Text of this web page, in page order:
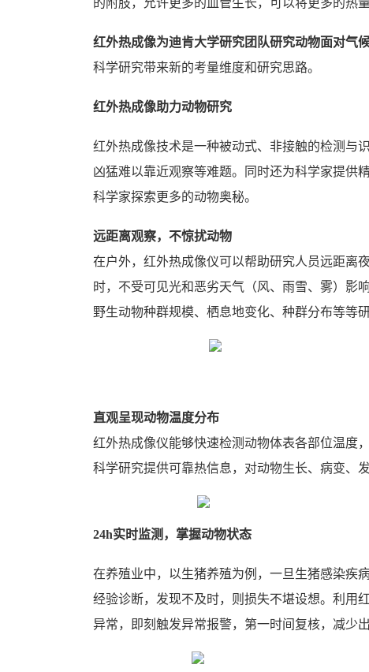
的附肢，允许更多的血管生长，可以将更多的热
红外热成像为迪肯大学研究团队研究动物面对气
科学研究带来新的考量维度和研究思路。
红外热成像助力动物研究
红外热成像技术是一种被动式、非接触的检测与
凶猛难以靠近观察等难题。同时还为科学家提供
科学家探索更多的动物奥秘。
远距离观察，不惊扰动物
在户外，红外热成像仪可以帮助研究人员远距离
时，不受可见光和恶劣天气（风、雨雪、雾）影
野生动物种群规模、栖息地变化、种群分布等等研
直观呈现动物温度分布
红外热成像仪能够快速检测动物体表各部位温度
科学研究提供可靠热信息，对动物生长、病变、
24h实时监测，掌握动物状态
在养殖业中，以生猪养殖为例，一旦生猪感染疾
经验诊断，发现不及时，则损失不堪设想。利用
异常，即刻触发异常报警，第一时间复核，减少